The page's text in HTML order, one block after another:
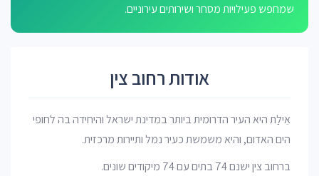
שמחפש פעילויות מסחר ושירותים עירוניים.
אודות רחוב צין
אֵילַת היא העיר הדרומית ביותר במדינת ישראל והיחידה בה לחופי
הים האדום, והיא משמשת כעיר נמל ותיירות מרכזית.
ברחוב צין ישנם 74 בתים עם 74 מיקודים שונים.